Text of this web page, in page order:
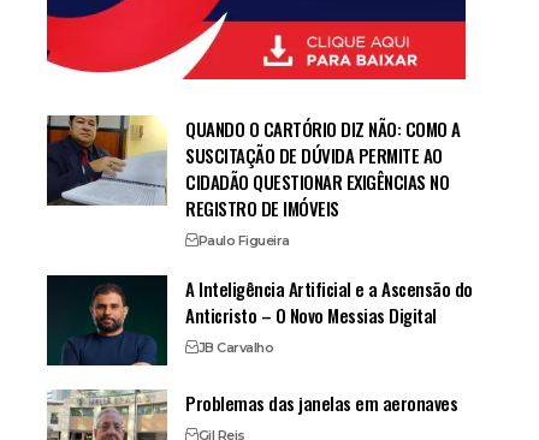
QUANDO O CARTÓRIO DIZ NÃO: COMO A
SUSCITAÇÃO DE DÚVIDA PERMITE AO
CIDADÃO QUESTIONAR EXIGÊNCIAS NO
REGISTRO DE IMÓVEIS
Paulo Figueira
A Inteligência Artificial e a Ascensão do
Anticristo – O Novo Messias Digital
JB Carvalho
Problemas das janelas em aeronaves
Gil Reis